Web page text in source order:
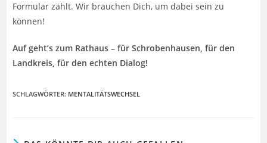
Formular zählt. Wir brauchen Dich, um dabei sein zu
können!
Auf geht’s zum Rathaus – für Schrobenhausen, für den
Landkreis, für den echten Dialog!
SCHLAGWÖRTER: MENTALITÄTSWECHSEL